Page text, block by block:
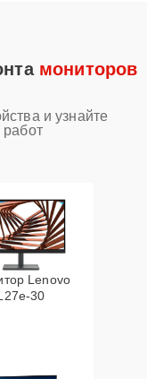
мониторов
и узнайте
работ
Lenovo
30